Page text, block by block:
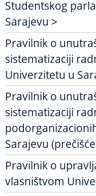
Studentskog
Sarajevu >
Pravilnik o
sistematizaciji
Univerzitetu u
Pravilnik o
sistematizaciji
Sarajevu
Pravilnik o
vlasništvom